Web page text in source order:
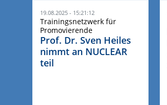
19.08.2025 - 15:21:12
Trainingsnetzwerk für
Promovierende
Prof. Dr. Sven Heiles
nimmt an NUCLEAR
teil